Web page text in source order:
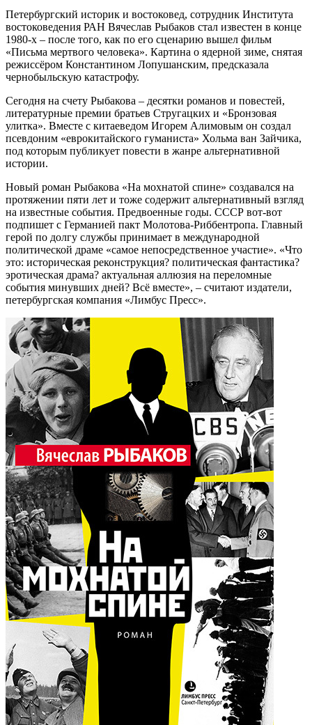
Петербургский историк и востоковед, сотрудник Института
востоковедения РАН Вячеслав Рыбаков стал известен в конце
1980-х – после того, как по его сценарию вышел фильм
«Письма мертвого человека». Картина о ядерной зиме, снятая
режиссёром Константином Лопушанским, предсказала
чернобыльскую катастрофу.
Сегодня на счету Рыбакова – десятки романов и повестей,
литературные премии братьев Стругацких и «Бронзовая
улитка». Вместе с китаеведом Игорем Алимовым он создал
псевдоним «еврокитайского гуманиста» Хольма ван Зайчика,
под которым публикует повести в жанре альтернативной
истории.
Новый роман Рыбакова «На мохнатой спине» создавался на
протяжении пяти лет и тоже содержит альтернативный взгляд
на известные события. Предвоенные годы. СССР вот-вот
подпишет с Германией пакт Молотова-Риббентропа. Главный
герой по долгу службы принимает в международной
политической драме «самое непосредственное участие». «Что
это: историческая реконструкция? политическая фантастика?
эротическая драма? актуальная аллюзия на переломные
события минувших дней? Всё вместе», – считают издатели,
петербургская компания «Лимбус Пресс».